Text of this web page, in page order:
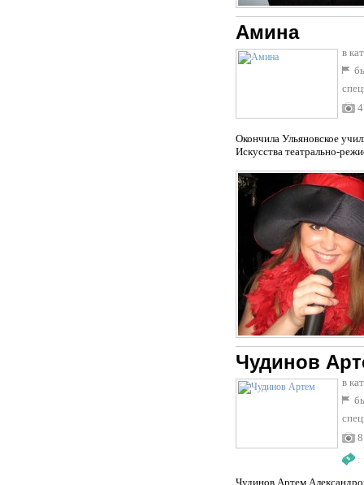
Амина
в
4
Oкончила Ульяновское
Искусства театрально-
Чудинов
в
8
:
Чудинов Артем